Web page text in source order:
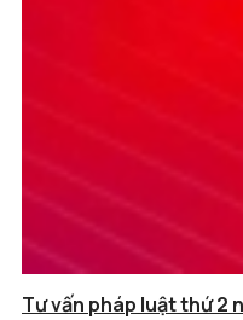
Tư vấn pháp luật thứ 2